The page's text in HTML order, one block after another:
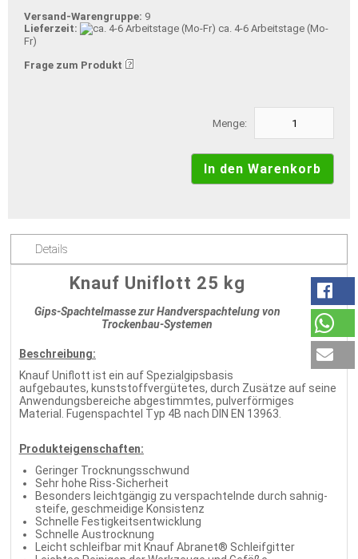
Versand-Warengruppe: 9
Lieferzeit:
ca. 4-6 Arbeitstage (Mo-
Fr)
Frage zum Produkt
Menge:
Details
Knauf Uniflott 25 kg
Gips-Spachtelmasse zur Handverspachtelung von
Trockenbau-Systemen
Beschreibung:
Knauf Uniflott ist ein auf Spezialgipsbasis
aufgebautes, kunststoffvergütetes, durch Zusätze auf seine
Anwendungsbereiche abgestimmtes, pulverförmiges
Material. Fugenspachtel Typ 4B nach DIN EN 13963.
Produkteigenschaften:
Geringer Trocknungsschwund
Sehr hohe Riss-Sicherheit
Besonders leichtgängig zu verspachtelnde durch sahnig-
steife, geschmeidige Konsistenz
Schnelle Festigkeitsentwicklung
Schnelle Austrocknung
Leicht schleifbar mit Knauf Abranet® Schleifgitter